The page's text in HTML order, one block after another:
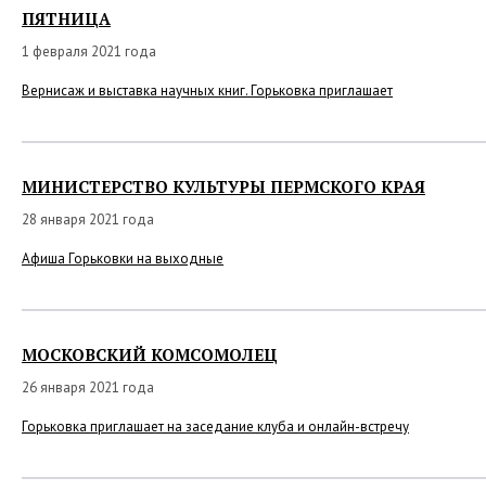
ПЯТНИЦА
1 февраля 2021 года
Вернисаж и выставка научных книг. Горьковка приглашает
МИНИСТЕРСТВО КУЛЬТУРЫ ПЕРМСКОГО КРАЯ
28 января 2021 года
Афиша Горьковки на выходные
МОСКОВСКИЙ КОМСОМОЛЕЦ
26 января 2021 года
Горьковка приглашает на заседание клуба и онлайн-встречу